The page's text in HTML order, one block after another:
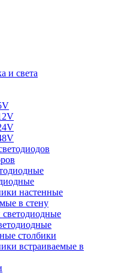
и света
настенные
в стену
столбики
встраиваемые в